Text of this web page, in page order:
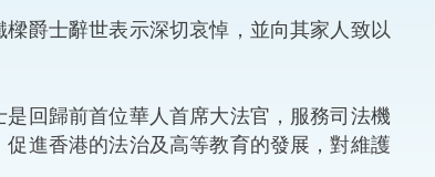
南語)
法律
維護
刑事
爵士辭世表示深切哀悼，並向其家人致以
回歸前首位華人首席大法官，服務司法機
進香港的法治及高等教育的發展，對維護